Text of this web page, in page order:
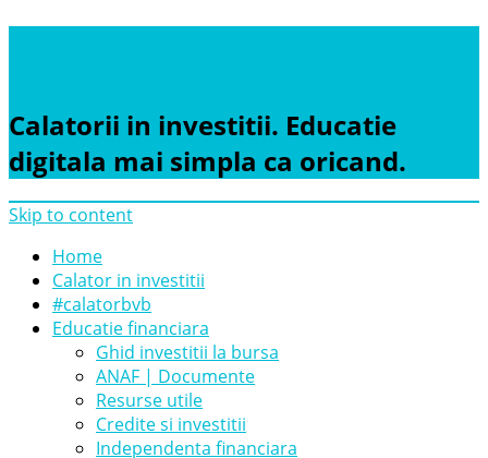
Calatorii in investitii. Educatie
digitala mai simpla ca oricand.
Skip to content
Home
Calator in investitii
#calatorbvb
Educatie financiara
Ghid investitii la bursa
ANAF | Documente
Resurse utile
Credite si investitii
Independenta financiara